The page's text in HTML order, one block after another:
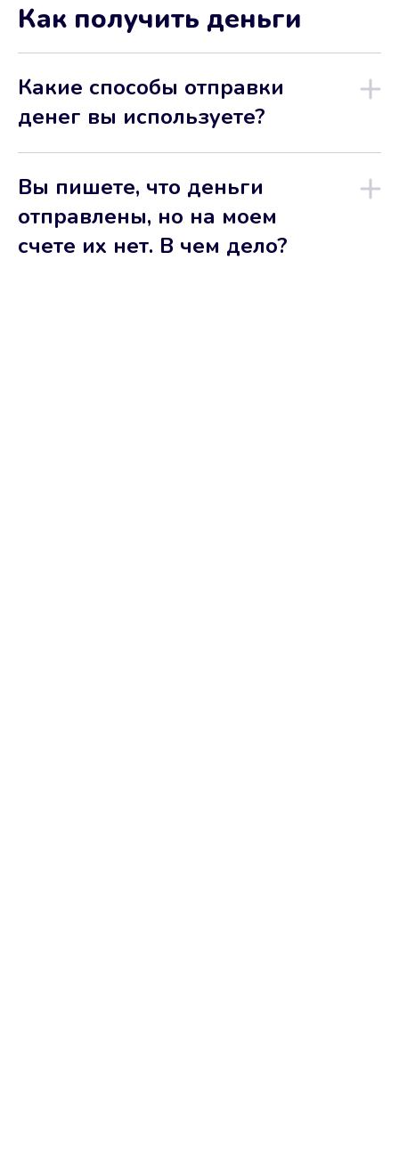
Как получить деньги
Какие способы отправки
денег вы используете?
Вы пишете, что деньги
отправлены, но на моем
счете их нет. В чем дело?